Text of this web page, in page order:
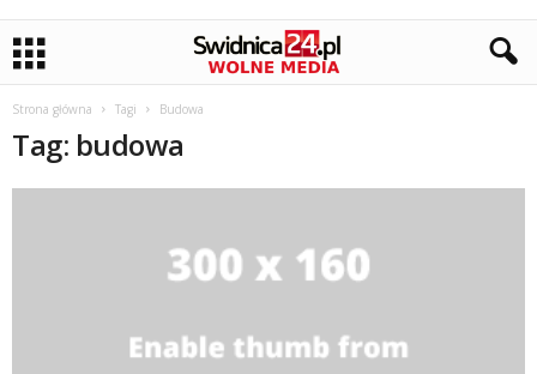
Strona główna Tagi Budowa
Tag: budowa